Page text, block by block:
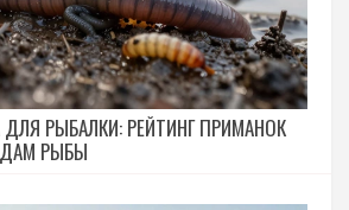
РЫБАЛКИ: РЕЙТИНГ ПРИМАНОК
РЫБЫ